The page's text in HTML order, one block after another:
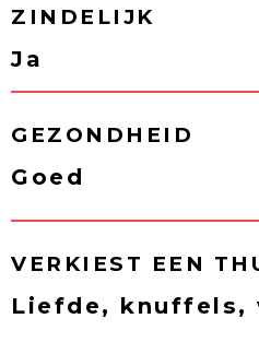
ZINDELIJK
Ja
GEZONDHEID
Goed
VERKIEST EEN
Liefde, knuffels,